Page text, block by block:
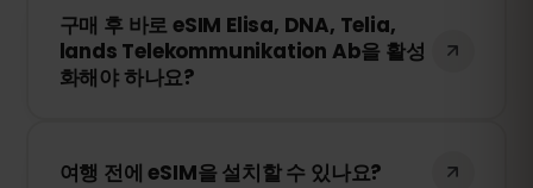
eSIM 설정에서 QR 코드를 스캔하면 즉시 활
성화됩니다. 물리적인 SIM 카드 교체가 필요
없습니다!
구매 후 바로 eSIM Elisa, DNA, Telia,
lands Telekommunikation Ab을 활성
화해야 하나요?
다. 단, Elisa, DNA, Telia, lands
여행 전에 eSIM을 설치할 수 있나요?